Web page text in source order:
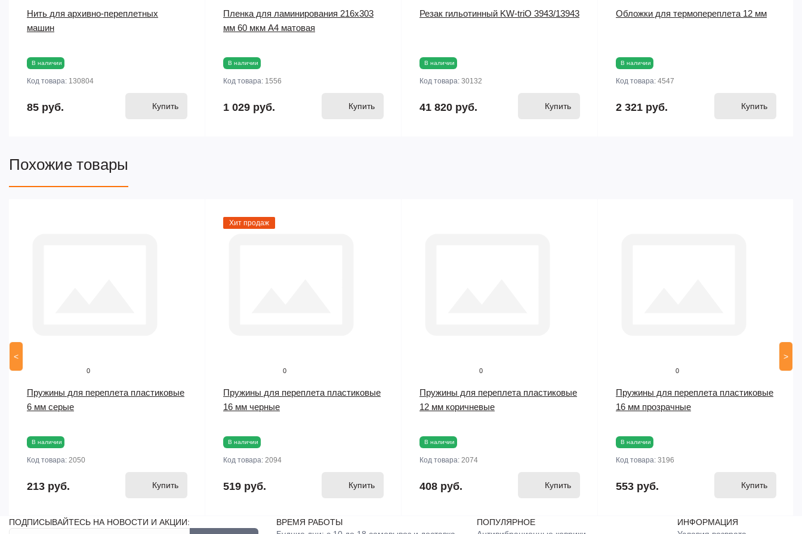
Нить для архивно-переплетных
машин
В наличии
Код товара: 130804
85 руб. Купить
Пленка для ламинирования 216х303
мм 60 мкм А4 матовая
В наличии
Код товара: 1556
1 029 руб. Купить
Резак гильотинный KW-triO 3943/13943
В наличии
Код товара: 30132
41 820 руб. Купить
Обложки для термопереплета 12 мм
В наличии
Код товара: 4547
2 321 руб. Купить
Похожие товары
<
0
Пружины для переплета пластиковые
6 мм серые
В наличии
Код товара: 2050
213 руб. Купить
Хит продаж
0
Пружины для переплета пластиковые
16 мм черные
В наличии
Код товара: 2094
519 руб. Купить
0
Пружины для переплета пластиковые
12 мм коричневые
В наличии
Код товара: 2074
408 руб. Купить
0
Пружины для переплета пластиковые
16 мм прозрачные
В наличии
Код товара: 3196
553 руб. Купить
>
ПОДПИСЫВАЙТЕСЬ НА НОВОСТИ И АКЦИИ:
ВРЕМЯ РАБОТЫ
ПОПУЛЯРНОЕ
ИНФОРМАЦИЯ